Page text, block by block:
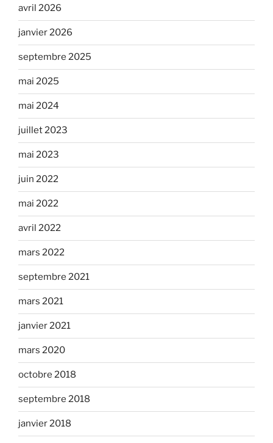
avril 2026
janvier 2026
septembre 2025
mai 2025
mai 2024
juillet 2023
mai 2023
juin 2022
mai 2022
avril 2022
mars 2022
septembre 2021
mars 2021
janvier 2021
mars 2020
octobre 2018
septembre 2018
janvier 2018